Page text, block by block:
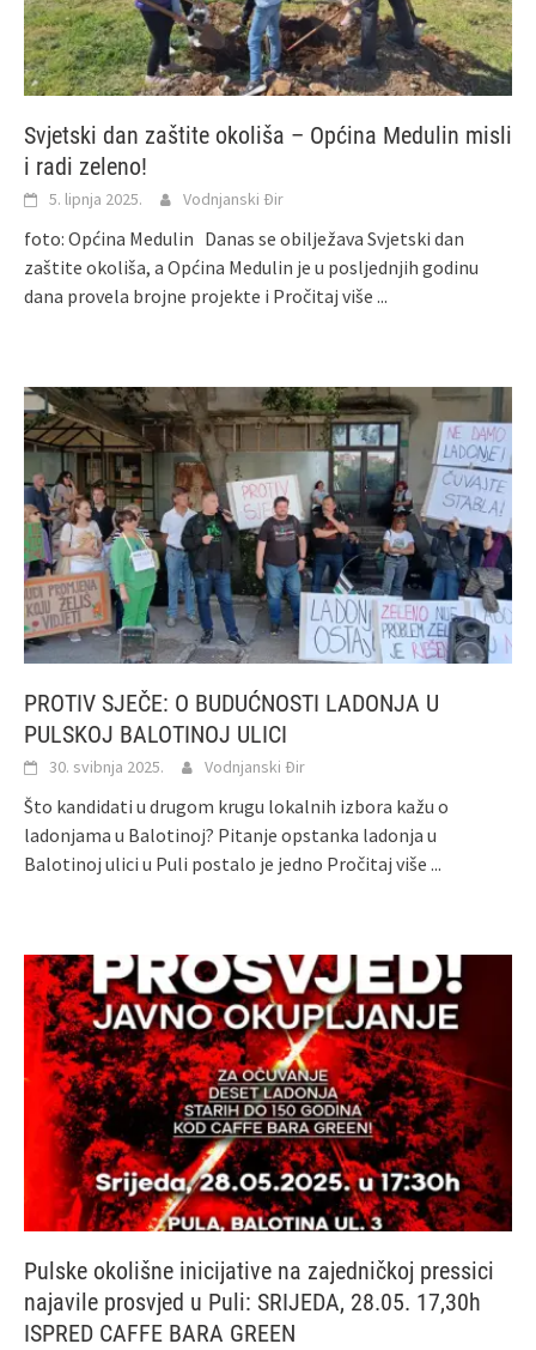
Svjetski dan zaštite okoliša – Općina Medulin misli
i radi zeleno!
5. lipnja 2025. Vodnjanski Đir
foto: Općina Medulin Danas se obilježava Svjetski dan
zaštite okoliša, a Općina Medulin je u posljednjih godinu
dana provela brojne projekte i Pročitaj više ...
PROTIV SJEČE: O BUDUĆNOSTI LADONJA U
PULSKOJ BALOTINOJ ULICI
30. svibnja 2025. Vodnjanski Đir
Što kandidati u drugom krugu lokalnih izbora kažu o
ladonjama u Balotinoj? Pitanje opstanka ladonja u
Balotinoj ulici u Puli postalo je jedno Pročitaj više ...
Pulske okolišne inicijative na zajedničkoj pressici
najavile prosvjed u Puli: SRIJEDA, 28.05. 17,30h
ISPRED CAFFE BARA GREEN